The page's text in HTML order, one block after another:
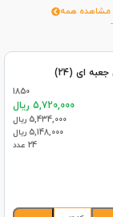
مشاهده همه
ای (24)
1850
5,720,000 ریال
5,434,000 ریال
5,148,000 ریال
24 عدد